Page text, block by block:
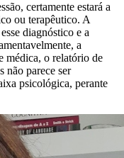
certamente estará a
ou terapêutico. A
diagnóstico e a
a
médica, o relatório de
não parece ser
psicológica, perante